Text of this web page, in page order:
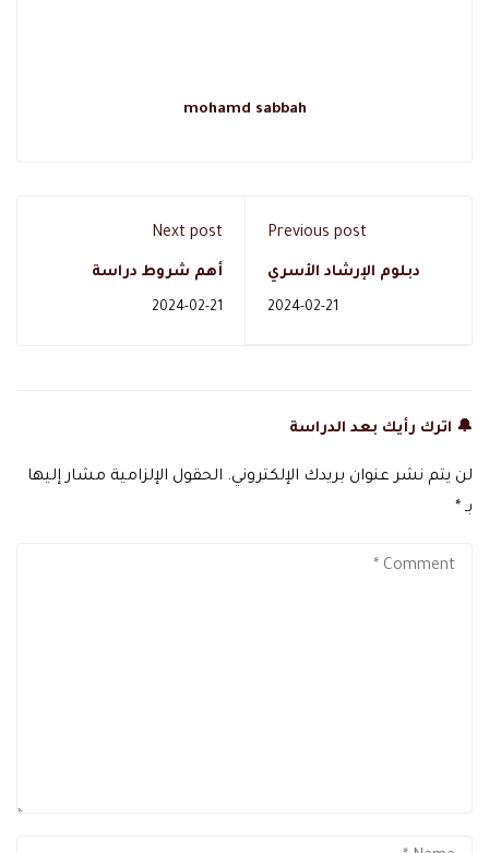
mohamd sabbah
Previous post
دبلوم الإرشاد الأسري
2024-02-21
Next post
أهم شروط دراسة
2024-02-21
🔔 اترك رأيك بعد الدراسة
لن يتم نشر عنوان بريدك الإلكتروني. الحقول الإلزامية مشار إليها
بـ *